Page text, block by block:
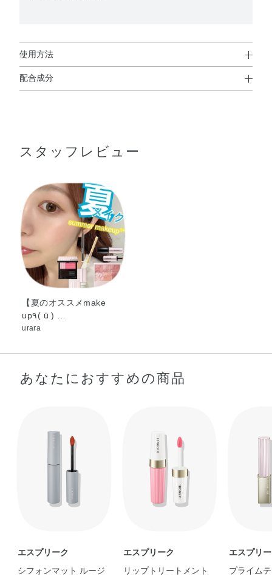
使用方法
使用方法
使用方法
付属のチップに適量をとり、
配合成分
テアリル・パルミチン酸デキストリン・ジメチルシリル化
クリル酸アルキル（C10－30））コポリマー・（エチレン
／プロピレン）コポリマー・（パルミチン酸／エチルヘキ
サン酸）デキストリン・アルミナ・クエン酸・シリカ・ジ
メチコン・スクワラン・ハイドロゲンジメチコン・メチコ
ン・酸化チタン・酸化鉄・黄4・赤202・赤223
スタッフレビュー
【夏のオススメmake
up٩( ü ) …
urara
あなたにおすすめの商品
エスプリーク
シフォンマット ルージ
エスプリーク
リップトリートメント
エスプリ
プライム